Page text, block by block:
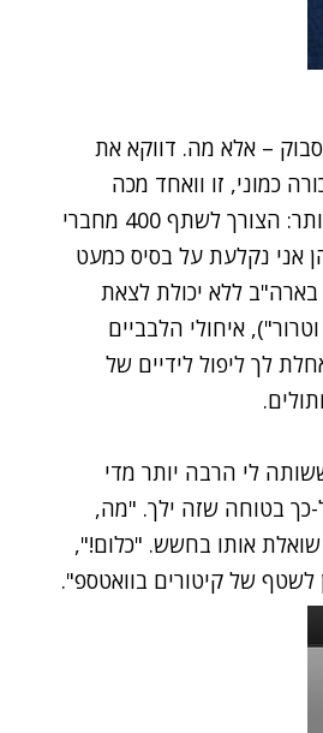
– אלא מה. דווקא את
כמוני, זו וואחד מכה
מתחת לחגורה. בעצם עזבו מתחת לחגורה, זו מכה במקום כואב יותר: הצורך לשתף 400 מחברי
אני נקלעת על בסיס כמעט
בארה"ב ללא יכולת לצאת
איחולי הלבביים
לך ליפול לידיים של
לי הרבה יותר מדי
כך בטוחה שזה ילך. "מה,
אותו בחשש. "כלום!",
לשטף של קיטורים בוואטספ".